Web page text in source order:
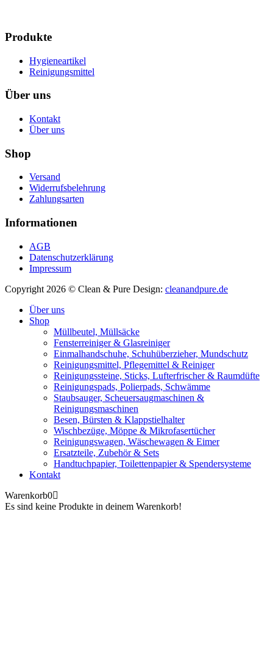
Produkte
Hygieneartikel
Reinigungsmittel
Über uns
Kontakt
Über uns
Shop
Versand
Widerrufsbelehrung
Zahlungsarten
Informationen
AGB
Datenschutzerklärung
Impressum
Copyright 2026 © Clean & Pure Design: cleanandpure.de
Über uns
Shop
Müllbeutel, Müllsäcke
Fensterreiniger & Glasreiniger
Einmalhandschuhe, Schuhüberzieher, Mundschutz
Reinigungsmittel, Pflegemittel & Reiniger
Reinigungssteine, Sticks, Lufterfrischer & Raumdüfte
Reinigungspads, Polierpads, Schwämme
Staubsauger, Scheuersaugmaschinen &
Reinigungsmaschinen
Besen, Bürsten & Klappstielhalter
Wischbezüge, Möppe & Mikrofasertücher
Reinigungswagen, Wäschewagen & Eimer
Ersatzteile, Zubehör & Sets
Handtuchpapier, Toilettenpapier & Spendersysteme
Kontakt
Warenkorb0
Es sind keine Produkte in deinem Warenkorb!